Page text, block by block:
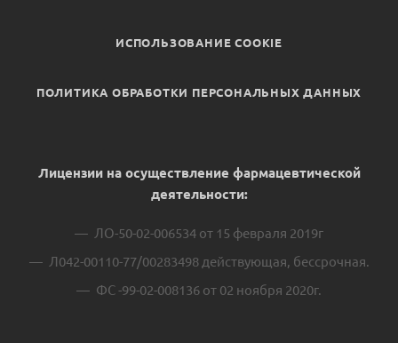
ИСПОЛЬЗОВАНИЕ COOKIE
ПОЛИТИКА ОБРАБОТКИ ПЕРСОНАЛЬНЫХ ДАННЫХ
Лицензии на осуществление фармацевтической
деятельности:
ЛО-50-02-006534 от 15 февраля 2019г
Л042-00110-77/00283498 действующая, бессрочная.
ФС -99-02-008136 от 02 ноября 2020г.